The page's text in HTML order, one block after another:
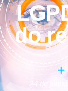
do
24 de